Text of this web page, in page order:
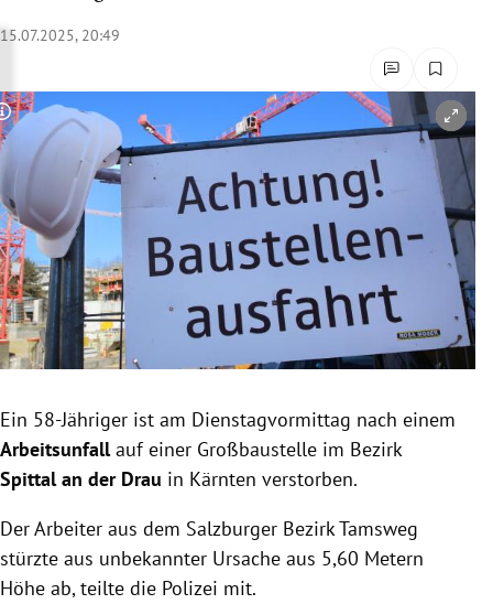
Untermenü
Untermenü
Untermenü
Untermenü
Untermenü
Untermenü
Untermenü
Untermenü
15.07.2025, 20:49
Copyright-Hinweis öffnen/schließen
Ein 58-Jähriger ist am Dienstagvormittag nach einem
Arbeitsunfallauf einer Großbaustelle im Bezirk
Spittal an der Drau in Kärnten verstorben.
Der Arbeiter aus dem Salzburger Bezirk Tamsweg
stürzte aus unbekannter Ursache aus 5,60 Metern
Höhe ab, teilte die Polizei mit.